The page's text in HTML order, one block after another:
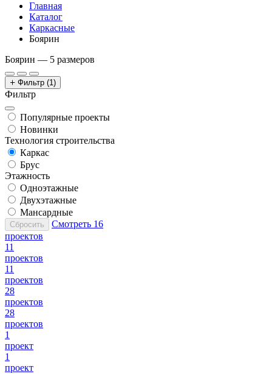
Главная
Каталог
Каркасные
Боярин
Боярин — 5 размеров
Фильтр (1)
Фильтр
Популярные проекты
Новинки
Технология строительства
Каркас
Брус
Этажность
Одноэтажные
Двухэтажные
Мансардные
Сбросить Смотреть 16
проектов
11
проектов
11
проектов
28
проектов
28
проектов
1
проект
1
проект